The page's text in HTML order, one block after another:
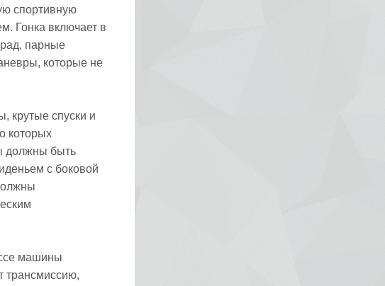
спортивную
Гонка включает в
парные
которые не
крутые спуски и
которых
должны быть
с боковой
машины
трансмиссию,